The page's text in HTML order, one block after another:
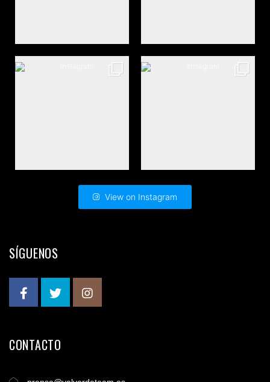
View on Instagram
SÍGUENOS
CONTACTO